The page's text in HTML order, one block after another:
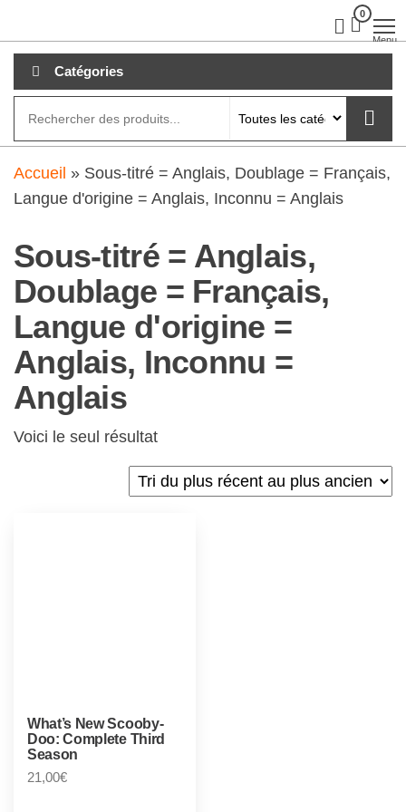
au
contenu
0
Menu
Catégories
Accueil » Sous-titré = Anglais, Doublage = Français,
Langue d'origine = Anglais, Inconnu = Anglais
Sous-titré = Anglais,
Doublage = Français,
Langue d'origine =
Anglais, Inconnu =
Anglais
Voici le seul résultat
What’s New Scooby-
Doo: Complete Third
Season
21,00€